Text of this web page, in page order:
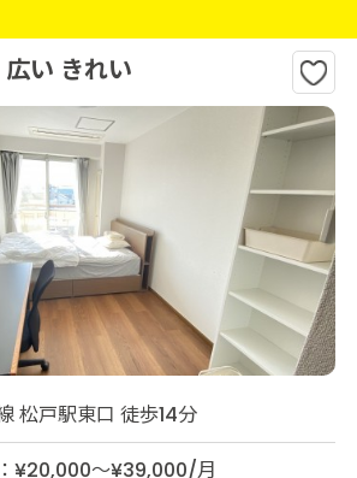
い きれい
松戸駅東口 徒歩14分
¥20,000～¥39,000/月